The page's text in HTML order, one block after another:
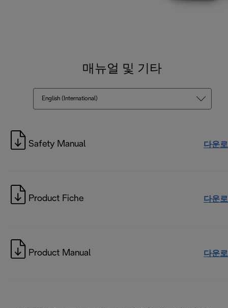
매뉴얼 및 기타
English (International)
Safety Manual 다운
Product Fiche 다운
Product Manual 다운